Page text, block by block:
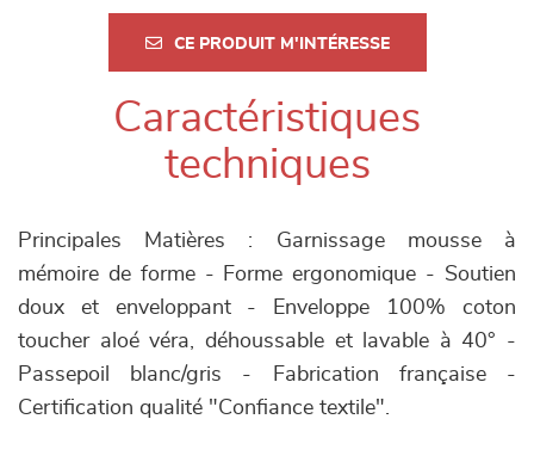
CE PRODUIT M'INTÉRESSE
Caractéristiques
techniques
Principales Matières : Garnissage mousse à
mémoire de forme - Forme ergonomique - Soutien
doux et enveloppant - Enveloppe 100% coton
toucher aloé véra, déhoussable et lavable à 40° -
Passepoil blanc/gris - Fabrication française -
Certification qualité "Confiance textile".